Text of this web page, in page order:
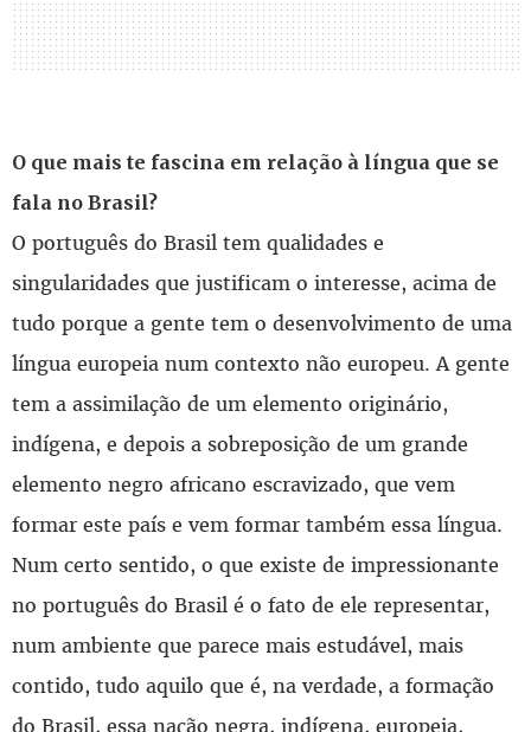
O que mais te fascina em relação à língua que se
fala no Brasil?
O português do Brasil tem qualidades e
singularidades que justificam o interesse, acima de
tudo porque a gente tem o desenvolvimento de uma
língua europeia num contexto não europeu. A gente
tem a assimilação de um elemento originário,
indígena, e depois a sobreposição de um grande
elemento negro africano escravizado, que vem
formar este país e vem formar também essa língua.
Num certo sentido, o que existe de impressionante
no português do Brasil é o fato de ele representar,
num ambiente que parece mais estudável, mais
contido, tudo aquilo que é, na verdade, a formação
do Brasil, essa nação negra, indígena, europeia,